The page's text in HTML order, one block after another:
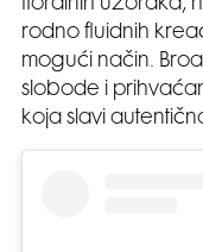
floralnih uzoraka,
rodno fluidnih
mogući način.
slobode i
koja slavi